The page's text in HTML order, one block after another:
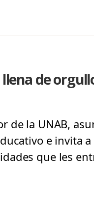
de
de la UNAB,
e invita
que les